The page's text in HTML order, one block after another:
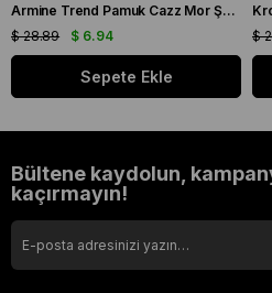
Armine Trend Pamuk Cazz Mor Şal 21210
$ 6.94
$ 28.89
Sepete Ekle
$
Bültene kaydolun,
kaçırmayın!